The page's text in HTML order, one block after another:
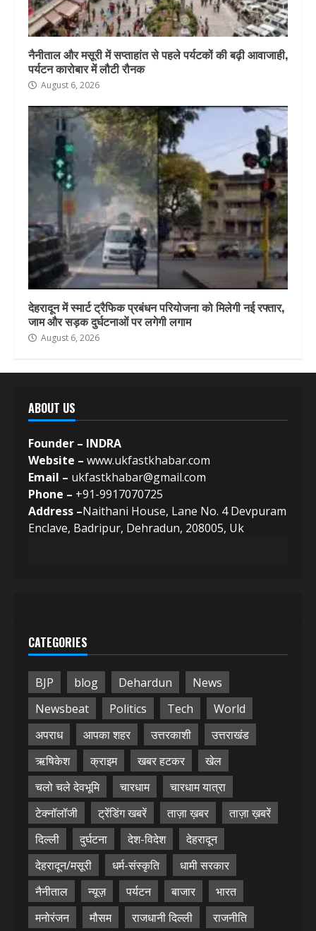
नैनीताल और मसूरी में सप्ताहांत से पहले पर्यटकों की बढ़ी आवाजाही,
पर्यटन कारोबार में लौटी रौनक
August 6, 2026
देहरादून में स्मार्ट ट्रैफिक प्रबंधन परियोजना को मिलेगी नई रफ्तार,
जाम और सड़क दुर्घटनाओं पर लगेगी लगाम
August 6, 2026
ABOUT US
Founder – INDRA
Website – www.ukfastkhabar.com
Email – ukfastkhabar@gmail.com
Phone – +91-9917070725
Address –Naithani House, Lane No. 4 Devpuram
Enclave, Badripur, Dehradun, 208005, Uk
CATEGORIES
BJP blog Dehardun
News
Newsbeat
Politics Tech
World
अपराध
आपका शहर उत्तरकाशी
उत्तराखंड
ऋषिकेश
क्राइम खबर हटकर
खेल
चलो चले देवभूमि
चारधाम
चारधाम यात्रा
टेक्नॉलॉजी
ट्रेंडिंग खबरें ताज़ा ख़बर
ताज़ा ख़बरें
दिल्ली
दुर्घटना देश-विदेश
देहरादून
देहरादून/मसूरी
धर्म-संस्कृति
धामी सरकार
नैनीताल
न्यूज़ पर्यटन बाजार
भारत
मनोरंजन
मौसम राजधानी दिल्ली
राजनीति